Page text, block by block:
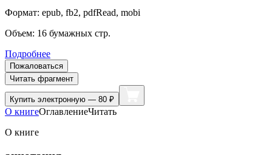
Формат: epub, fb2, pdfRead, mobi
Объем: 16 бумажных стр.
Подробнее
Пожаловаться
Читать фрагмент
Купить электронную — 80 ₽
О книгеОглавлениеЧитать
О книге